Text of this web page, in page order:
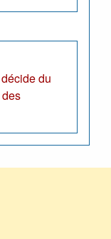
du